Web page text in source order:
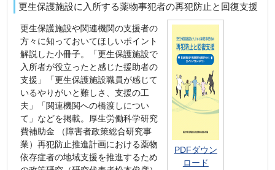
更生保護施設に入所する薬物事犯者の再犯防止と回復支援
更生保護施設や関連機関の支援者の
方々に知っておいてほしいポイント
解説した小冊子。「更生保護施設で
入所者が役立ったと感じた援助者の
支援」「更生保護施設職員が感じて
いるやりがいと難しさ、支援の工
夫」「関連機関への橋渡しについ
て」などを掲載。厚生労働科学研究
費補助金 （障害者政策総合研究事
業）再犯防止推進計画における薬物
依存症者の地域支援を推進するため
PDFダウン
ロード